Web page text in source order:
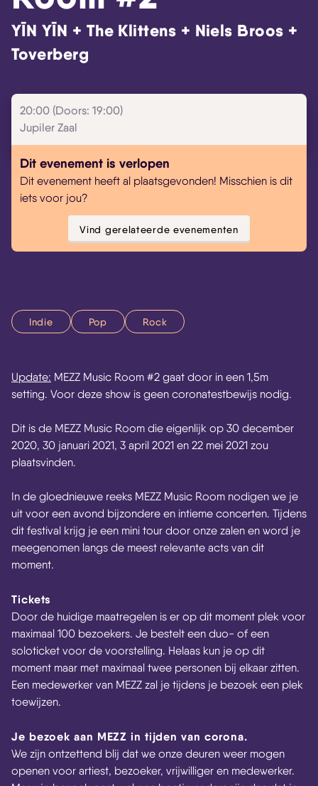
YĪN YĪN + The Klittens + Niels Broos +
Toverberg
20:00 (Doors: 19:00)
Jupiler Zaal
Dit evenement is verlopen
Dit evenement heeft al plaatsgevonden! Misschien is dit
iets voor jou?
Vind gerelateerde evenementen
Indie Pop Rock
Update: MEZZ Music Room #2 gaat door in een 1,5m
setting. Voor deze show is geen coronatestbewijs nodig.
Dit is de MEZZ Music Room die eigenlijk op 30 december
2020, 30 januari 2021, 3 april 2021 en 22 mei 2021 zou
plaatsvinden.
In de gloednieuwe reeks MEZZ Music Room nodigen we je
uit voor een avond bijzondere en intieme concerten. Tijdens
dit festival krijg je een mini tour door onze zalen en word je
meegenomen langs de meest relevante acts van dit
moment.
Tickets
Door de huidige maatregelen is er op dit moment plek voor
maximaal 100 bezoekers. Je bestelt een duo- of een
soloticket voor de voorstelling. Helaas kun je op dit
moment maar met maximaal twee personen bij elkaar zitten.
Een medewerker van MEZZ zal je tijdens je bezoek een plek
toewijzen.
Je bezoek aan MEZZ in tijden van corona.
We zijn ontzettend blij dat we onze deuren weer mogen
openen voor artiest, bezoeker, vrijwilliger en medewerker.